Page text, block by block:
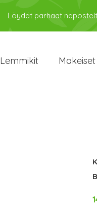
Löydät parhaat
Lemmikit Makeiset